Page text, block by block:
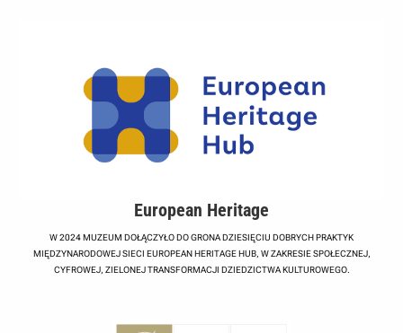
European Heritage
W 2024 MUZEUM DOŁĄCZYŁO DO GRONA DZIESIĘCIU DOBRYCH PRAKTYK
MIĘDZYNARODOWEJ SIECI EUROPEAN HERITAGE HUB, W ZAKRESIE SPOŁECZNEJ,
CYFROWEJ, ZIELONEJ TRANSFORMACJI DZIEDZICTWA KULTUROWEGO.